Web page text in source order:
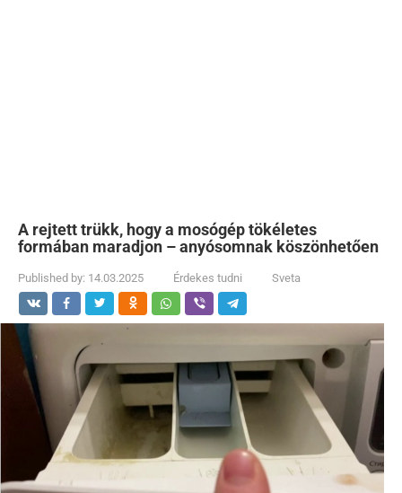
A rejtett trükk, hogy a mosógép tökéletes
formában maradjon – anyósomnak köszönhetően
Published by: 14.03.2025 Érdekes tudni Sveta